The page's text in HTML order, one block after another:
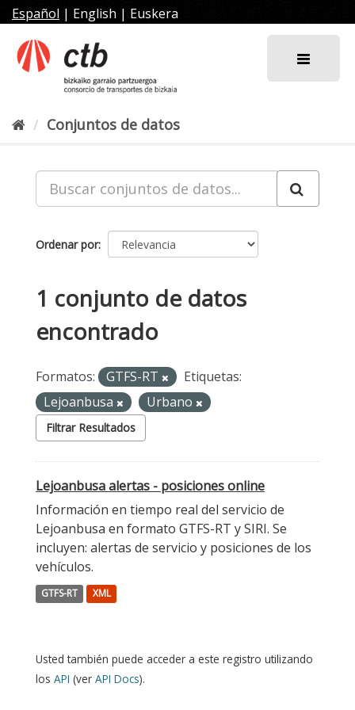
al
contenido
Español | English | Euskera
Conjuntos de datos
Ordenar por
1 conjunto de datos
encontrado
Formatos: GTFS-RT
Etiquetas:
Lejoanbusa
Urbano
Filtrar Resultados
Lejoanbusa alertas - posiciones online
Información en tiempo real del servicio de
Lejoanbusa en formato GTFS-RT y SIRI. Se
incluyen: alertas de servicio y posiciones de los
vehículos.
GTFS-RT XML
Usted también puede acceder a este registro utilizando
los API (ver API Docs).